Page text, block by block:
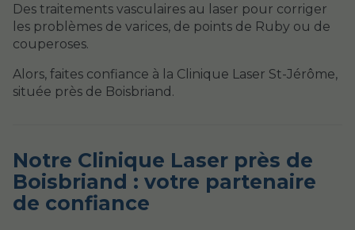
Des traitements vasculaires au laser pour corriger
les problèmes de varices, de points de Ruby ou de
couperoses.
Alors, faites confiance à la Clinique Laser St-Jérôme,
située près de Boisbriand.
Notre Clinique Laser près de
Boisbriand : votre partenaire
de confiance